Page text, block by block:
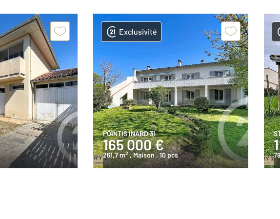
Exclusivité
POINTIS INARD 31
165 000 €
261,7 m2 , Maison, 10 pcs